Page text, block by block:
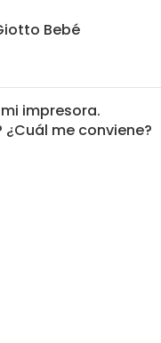
Bebé
impresora.
me conviene?